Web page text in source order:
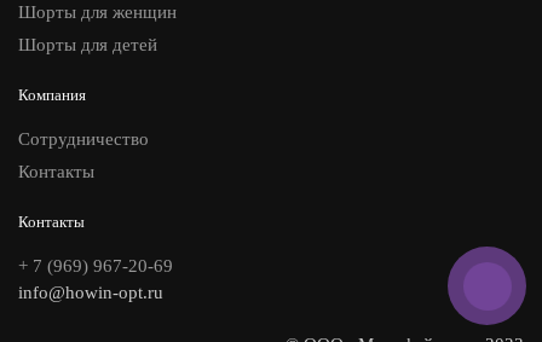
Шорты для женщин
Шорты для детей
Компания
Сотрудничество
Контакты
Контакты
+ 7 (969) 967-20-69
info@howin-opt.ru